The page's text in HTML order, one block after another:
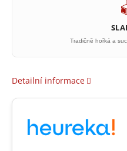
Tradičně hořká a
Detailní informace